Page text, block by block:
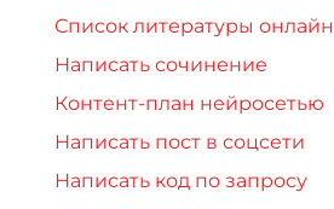
Список литературы онлайн
Написать сочинение
Контент-план нейросетью
Написать пост в соцсети
Написать код по запросу